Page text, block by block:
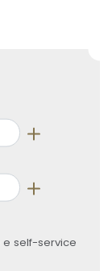
e self-service